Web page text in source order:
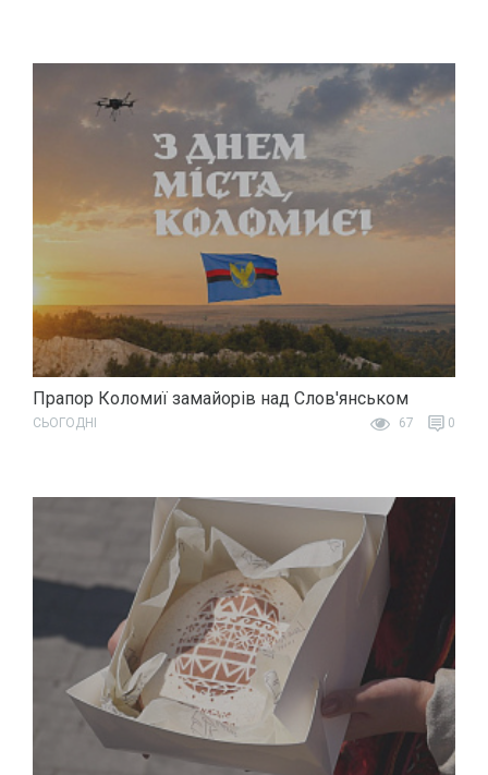
Прапор Коломиї замайорів над Слов'янськом
СЬОГОДНІ 67 0